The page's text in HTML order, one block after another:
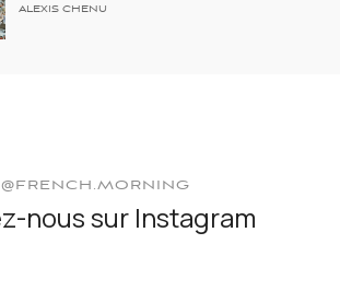
ALEXIS CHENU
@FRENCH.MORNING
nous sur Instagram